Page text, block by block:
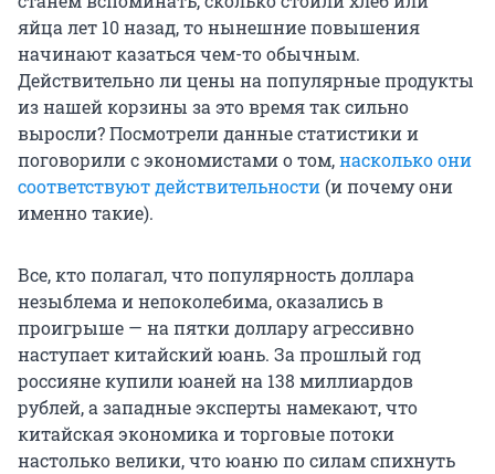
яйца лет 10 назад, то нынешние повышения
начинают казаться чем-то обычным.
Действительно ли цены на популярные продукты
из нашей корзины за это время так сильно
выросли? Посмотрели данные статистики и
поговорили с экономистами о том,насколько они
соответствуют действительности (и почему они
именно такие).
Все, кто полагал, что популярность доллара
незыблема и непоколебима, оказались в
проигрыше — на пятки доллару агрессивно
наступает китайский юань. За прошлый год
россияне купили юаней на 138 миллиардов
рублей, а западные эксперты намекают, что
китайская экономика и торговые потоки
настолько велики, что юаню по силам спихнуть